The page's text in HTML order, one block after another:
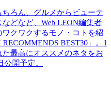
ろん、グルメからビューテ
どなど、Web LEON編集者
クワクするモノ・コトを紹
BEST30」。1
最高にオススメのネタをお
開予定。